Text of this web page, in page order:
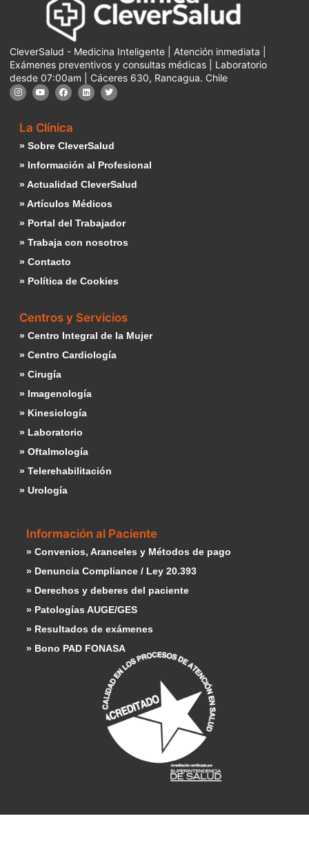
CleverSalud - Medicina Inteligente | Atención inmediata |
Exámenes preventivos y consultas médicas | Laboratorio
desde 07:00am | Cáceres 630, Rancagua. Chile
La Clínica
» Sobre CleverSalud
» Información al Profesional
» Actualidad CleverSalud
» Artículos Médicos
» Portal del Trabajador
» Trabaja con nosotros
» Contacto
» Política de Cookies
Centros y Servicios
» Centro Integral de la Mujer
» Centro Cardiología
» Cirugía
» Imagenología
» Kinesiología
» Laboratorio
» Oftalmología
» Telerehabilitación
» Urología
Información al Paciente
» Convenios, Aranceles y Métodos de pago
» Denuncia Compliance / Ley 20.393
» Derechos y deberes del paciente
» Patologías AUGE/GES
» Resultados de exámenes
» Bono PAD FONASA